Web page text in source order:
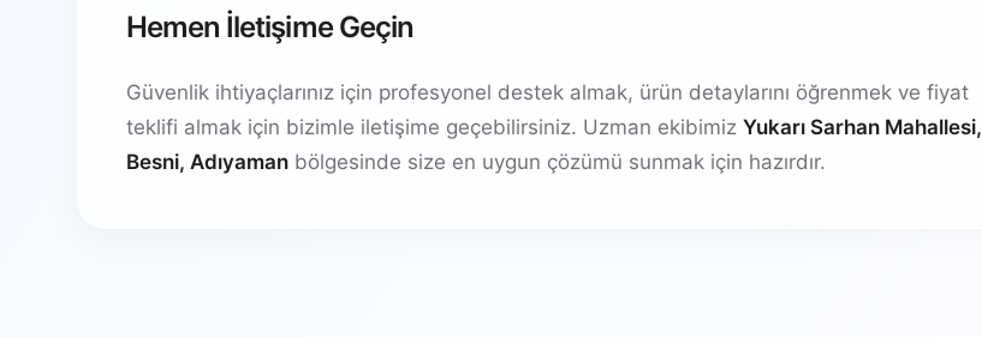
Hemen İletişime Geçin
Güvenlik ihtiyaçlarınız için profesyonel destek almak, ürün detaylarını öğrenmek ve fiyat
teklifi almak için bizimle iletişime geçebilirsiniz. Uzman ekibimiz Yukarı Sarhan Mahallesi,
Besni, Adıyaman bölgesinde size en uygun çözümü sunmak için hazırdır.